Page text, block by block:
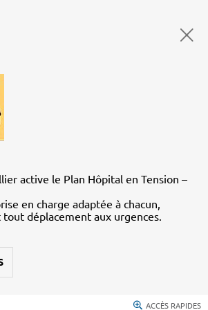
active le Plan Hôpital en Tension –
en charge adaptée à chacun,
déplacement aux urgences.
ACCÈS RAPIDES